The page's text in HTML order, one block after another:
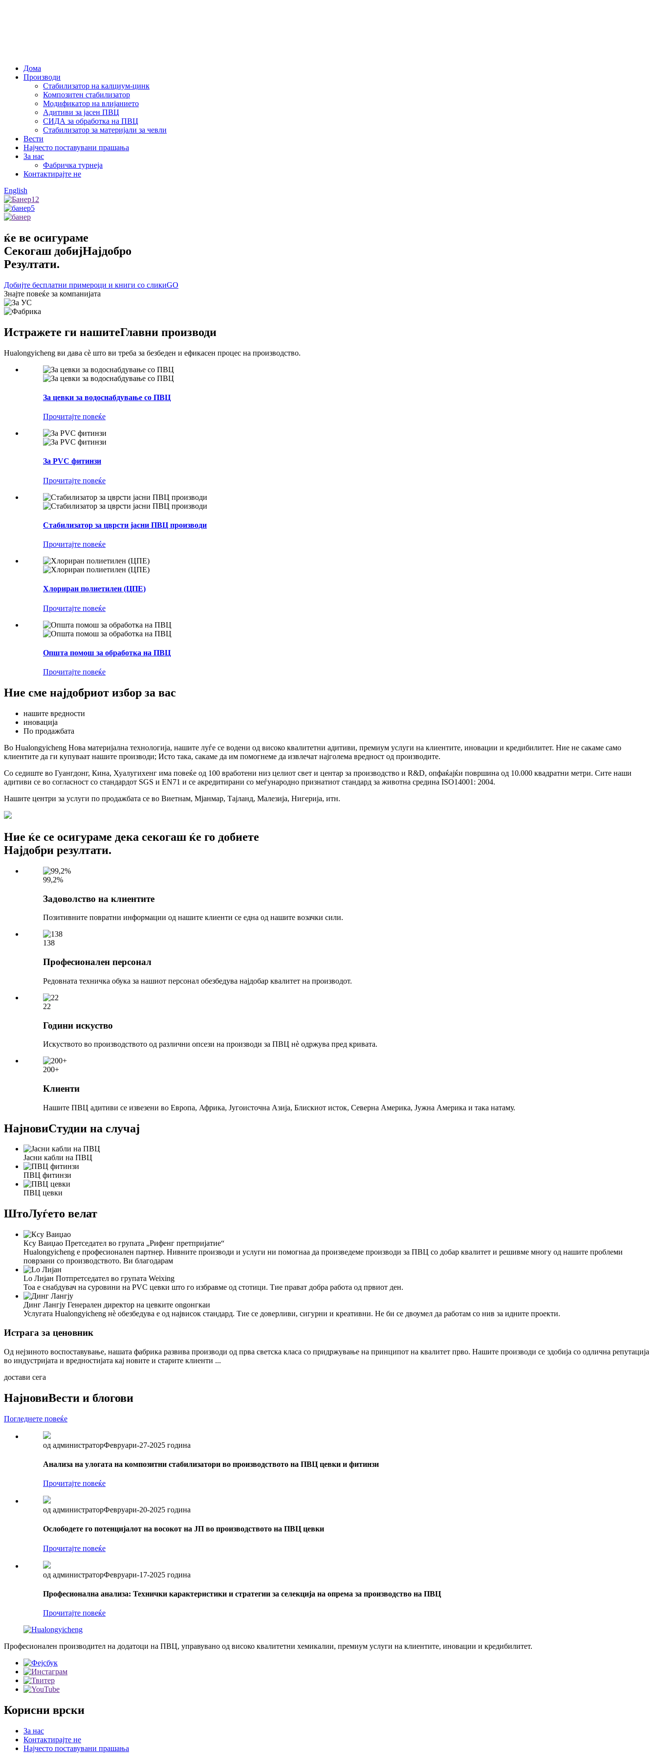
Дома
Производи
Стабилизатор на калциум-цинк
Композитен стабилизатор
Модификатор на влијанието
Адитиви за јасен ПВЦ
СИДА за обработка на ПВЦ
Стабилизатор за материјали за чевли
Вести
Најчесто поставувани прашања
За нас
Фабричка турнеја
Контактирајте не
English
ќе ве осигураме
Секогаш добијНајдобро
Резултати.
Добијте бесплатни примероци и книги со сликиGO
Знајте повеќе за компанијата
Истражете ги нашитеГлавни производи
Hualongyicheng ви дава сè што ви треба за безбеден и ефикасен процес на производство.
За цевки за водоснабдување со ПВЦ
Прочитајте повеќе
За PVC фитинзи
Прочитајте повеќе
Стабилизатор за цврсти јасни ПВЦ производи
Прочитајте повеќе
Хлориран полиетилен (ЦПЕ)
Прочитајте повеќе
Општа помош за обработка на ПВЦ
Прочитајте повеќе
Ние сме најдобриот избор за вас
нашите вредности
иновација
По продажбата
Во Hualongyicheng Нова материјална технологија, нашите луѓе се водени од високо квалитетни адитиви, премиум услуги на клиентите, иновации и кредибилитет. Ние не сакаме само
клиентите да ги купуваат нашите производи; Исто така, сакаме да им помогнеме да извлечат најголема вредност од производите.
Со седиште во Гуангдонг, Кина, Хуалугихенг има повеќе од 100 вработени низ целиот свет и центар за производство и R&D, опфаќајќи површина од 10.000 квадратни метри. Сите наши
адитиви се во согласност со стандардот SGS и EN71 и се акредитирани со меѓународно признатиот стандард за животна средина ISO14001: 2004.
Нашите центри за услуги по продажбата се во Виетнам, Мјанмар, Тајланд, Малезија, Нигерија, итн.
Ние ќе се осигураме дека секогаш ќе го добиете
Најдобри резултати.
99,2%
Задоволство на клиентите
Позитивните повратни информации од нашите клиенти се една од нашите возачки сили.
138
Професионален персонал
Редовната техничка обука за нашиот персонал обезбедува најдобар квалитет на производот.
22
Години искуство
Искуството во производството од различни опсези на производи за ПВЦ нè одржува пред кривата.
200+
Клиенти
Нашите ПВЦ адитиви се извезени во Европа, Африка, Југоисточна Азија, Блискиот исток, Северна Америка, Јужна Америка и така натаму.
НајновиСтудии на случај
Јасни кабли на ПВЦ
ПВЦ фитинзи
ПВЦ цевки
ШтоЛуѓето велат
Ксу Ваиџао Претседател во групата „Рифенг претпријатие“
Hualongyicheng е професионален партнер. Нивните производи и услуги ни помогнаа да произведеме производи за ПВЦ со добар квалитет и решивме многу од нашите проблеми
поврзани со производството. Ви благодарам
Lо Лијан Потпретседател во групата Weixing
Тоа е снабдувач на суровини на PVC цевки што го избравме од стотици. Тие прават добра работа од првиот ден.
Динг Лангју Генерален директор на цевките ongонгкаи
Услугата Hualongyicheng нè обезбедува е од највисок стандард. Тие се доверливи, сигурни и креативни. Не би се двоумел да работам со нив за идните проекти.
Истрага за ценовник
Од нејзиното воспоставување, нашата фабрика развива производи од прва светска класа со придржување на принципот на квалитет прво. Нашите производи се здобија со одлична репутација
во индустријата и вредностијата кај новите и старите клиенти ...
достави сега
НајновиВести и блогови
Погледнете повеќе
од администраторФевруари-27-2025 година
Анализа на улогата на композитни стабилизатори во производството на ПВЦ цевки и фитинзи
Прочитајте повеќе
од администраторФевруари-20-2025 година
Ослободете го потенцијалот на восокот на ЈП во производството на ПВЦ цевки
Прочитајте повеќе
од администраторФевруари-17-2025 година
Професионална анализа: Технички карактеристики и стратегии за селекција на опрема за производство на ПВЦ
Прочитајте повеќе
Професионален производител на додатоци на ПВЦ, управувано од високо квалитетни хемикалии, премиум услуги на клиентите, иновации и кредибилитет.
Корисни врски
За нас
Контактирајте не
Најчесто поставувани прашања